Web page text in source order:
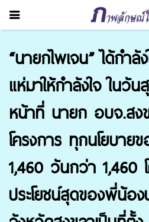
“นายกไพเจน” ได้กำ
แห่มาให้กำลังใจ ในวั
หน้าที่ นายก อบจ.ส
โครงการ ทุกนโยบาย
1,460 วันกว่า 1,460
ประโยชน์สุดของพี่น้อง